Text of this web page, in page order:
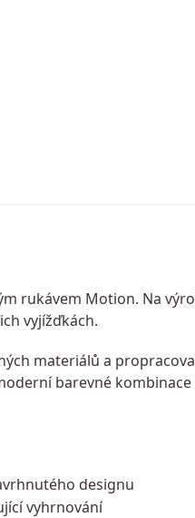
rukávem Motion. Na
vyjížďkách.
materiálů a
barevné
designu
vyhrnování